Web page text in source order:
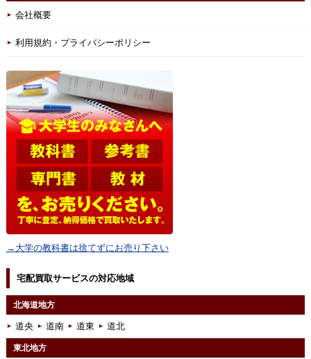
会社概要
利用規約・プライバシーポリシー
→大学の教科書は捨てずにお売り下さい
宅配買取サービスの対応地域
北海道地方
道央 道南 道東 道北
東北地方